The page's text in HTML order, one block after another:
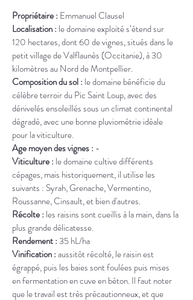
Propriétaire : Emmanuel Clausel
Localisation : le domaine exploité s’étend sur
120 hectares, dont 60 de vignes, situés dans le
petit village de Valflaunès (Occitanie), à 30
kilomètres au Nord de Montpellier.
Composition du sol : le domaine bénéficie du
célèbre terroir du Pic Saint Loup, avec des
dénivelés ensoleillés sous un climat continental
dégradé, avec une bonne pluviométrie idéale
pour la viticulture.
Age moyen des vignes : -
Viticulture : le domaine cultive différents
cépages, mais historiquement, il utilise les
suivants : Syrah, Grenache, Vermentino,
Roussanne, Cinsault, et bien d'autres.
Récolte : les raisins sont cueillis à la main, dans la
plus grande délicatesse.
Rendement : 35 hL/ha
Vinification : aussitôt récolté, le raisin est
égrappé, puis les baies sont foulées puis mises
en fermentation en cuve en béton. Il faut noter
que le travail est très précautionneux, et que